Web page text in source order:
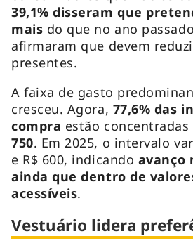
39,1% disseram que
mais do que no ano
afirmaram que devem
presentes.
A faixa de gasto
cresceu. Agora, 77,6% das
compra estão
750. Em 2025, o intervalo
e R$ 600, indicando avanço
ainda que dentro de
acessíveis.
Vestuário lidera